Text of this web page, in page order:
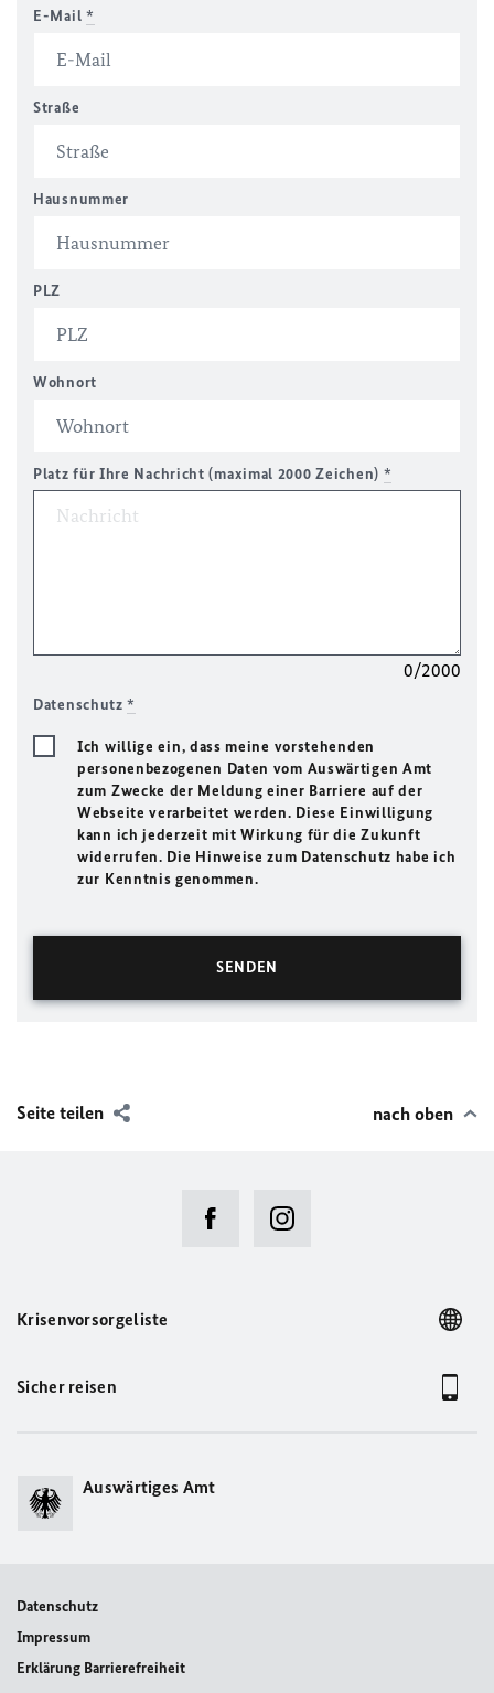
E-Mail *
Straße
Hausnummer
PLZ
Wohnort
Platz für Ihre Nachricht (maximal 2000 Zeichen) *
0/2000
Datenschutz*
Ich willige ein, dass meine vorstehenden
personenbezogenen Daten vom Auswärtigen Amt
zum Zwecke der Meldung einer Barriere auf der
Webseite verarbeitet werden. Diese Einwilligung
kann ich jederzeit mit Wirkung für die Zukunft
widerrufen. Die Hinweise zum Datenschutz habe ich
zur Kenntnis genommen.
Seite teilen nach oben
Krisenvorsorgeliste
Sicher reisen
Auswärtiges Amt
Datenschutz
Impressum
Erklärung Barrierefreiheit